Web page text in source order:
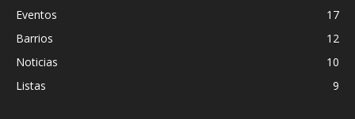
Eventos
17
Barrios
12
Noticias
10
Listas
9